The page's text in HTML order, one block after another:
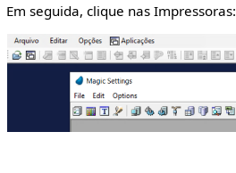
Em seguida, clique nas Impressoras: